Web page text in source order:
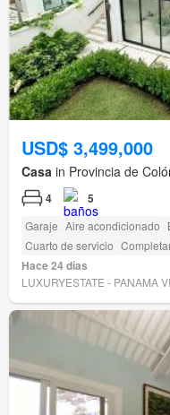
USD$ 3,499,000
Casa in Provincia de
4 5
Garaje Aire acondicionado
Cuarto de servicio
Hace 24 días
LUXURYESTATE - PANAMA